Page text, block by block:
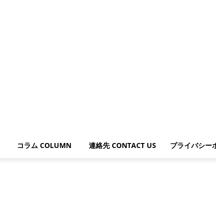
コラム COLUMN 連絡先 CONTACT US プライバシー